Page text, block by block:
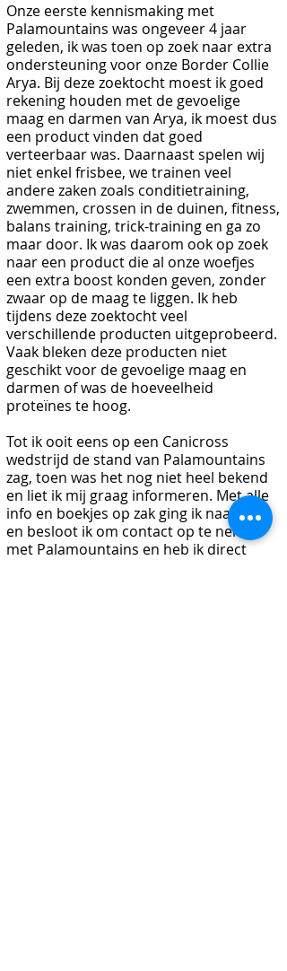
Onze eerste kennismaking met
Palamountains was ongeveer 4 jaar
geleden, ik was toen op zoek naar extra
ondersteuning voor onze Border Collie
Arya. Bij deze zoektocht moest ik goed
rekening houden met de gevoelige
maag en darmen van Arya, ik moest dus
een product vinden dat goed
verteerbaar was. Daarnaast spelen wij
niet enkel frisbee, we trainen veel
andere zaken zoals conditietraining,
zwemmen, crossen in de duinen, fitness,
balans training, trick-training en ga zo
maar door. Ik was daarom ook op zoek
naar een product die al onze woefjes
een extra boost konden geven, zonder
zwaar op de maag te liggen. Ik heb
tijdens deze zoektocht veel
verschillende producten uitgeprobeerd.
Vaak bleken deze producten niet
geschikt voor de gevoelige maag en
darmen of was de hoeveelheid
proteïnes te hoog.
Tot ik ooit eens op een Canicross
wedstrijd de stand van Palamountains
zag, toen was het nog niet heel bekend
en liet ik mij graag informeren. Met alle
info en boekjes op zak ging ik naar huis
en besloot ik om contact op te nemen
met Palamountains en heb ik direct